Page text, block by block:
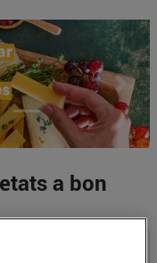
second slide
Focus third slide
Next
a bon